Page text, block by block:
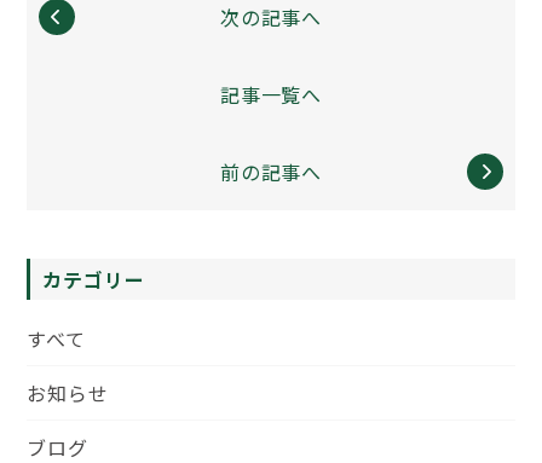
次の記事へ
記事一覧へ
前の記事へ
カテゴリー
すべて
お知らせ
ブログ